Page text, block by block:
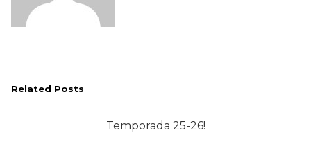
Related Posts
Temporada 25-26!